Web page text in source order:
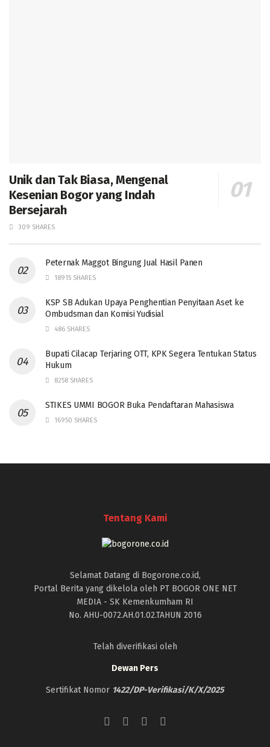
Unik dan Tak Biasa, Mengenal
Kesenian Bogor yang Indah
Bersejarah
309 SHARES
Peternak Maggot Bingung Jual Hasil Panen
18915 SHARES
KSP SB Adukan Upaya Penghentian Penyitaan Aset ke
Ombudsman dan Komisi Yudisial
486 SHARES
Bupati Cilacap Terjaring OTT, KPK Segera Tentukan Status
Hukum
8258 SHARES
STIKES UMMI BOGOR Buka Pendaftaran Mahasiswa
16950 SHARES
Tentang Kami
Selamat Datang di Bogorone.co.id,
Portal Berita yang dikelola oleh PT BOGOR ONE NET
MEDIA - SK Kemenkumham RI
No. AHU-0072.AH.01.02.TAHUN 2016
Telah diverifikasi oleh
Dewan Pers
Sertifikat Nomor 1422/DP-Verifikasi/K/X/2025